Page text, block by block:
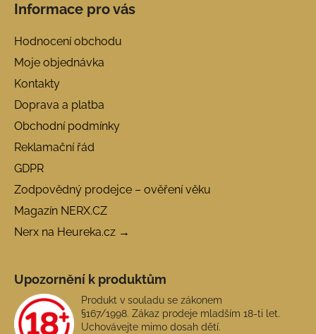
Informace pro vás
Hodnocení obchodu
Moje objednávka
Kontakty
Doprava a platba
Obchodní podmínky
Reklamační řád
GDPR
Zodpovědný prodejce – ověření věku
Magazín NERX.CZ
Nerx na Heureka.cz →
Upozornění k produktům
Produkt v souladu se zákonem
§167/1998. Zákaz prodeje mladším 18-ti let.
Uchovávejte mimo dosah dětí.